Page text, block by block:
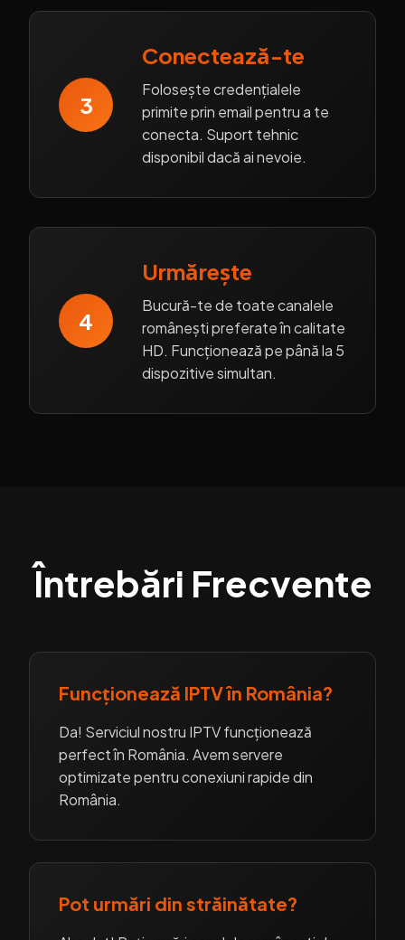
3
Conectează-te
Folosește credențialele
primite prin email pentru a te
conecta. Suport tehnic
disponibil dacă ai nevoie.
4
Urmărește
Bucură-te de toate canalele
românești preferate în calitate
HD. Funcționează pe până la 5
dispozitive simultan.
Întrebări Frecvente
Funcționează IPTV în România?
Da! Serviciul nostru IPTV funcționează
perfect în România. Avem servere
optimizate pentru conexiuni rapide din
România.
Pot urmări din străinătate?